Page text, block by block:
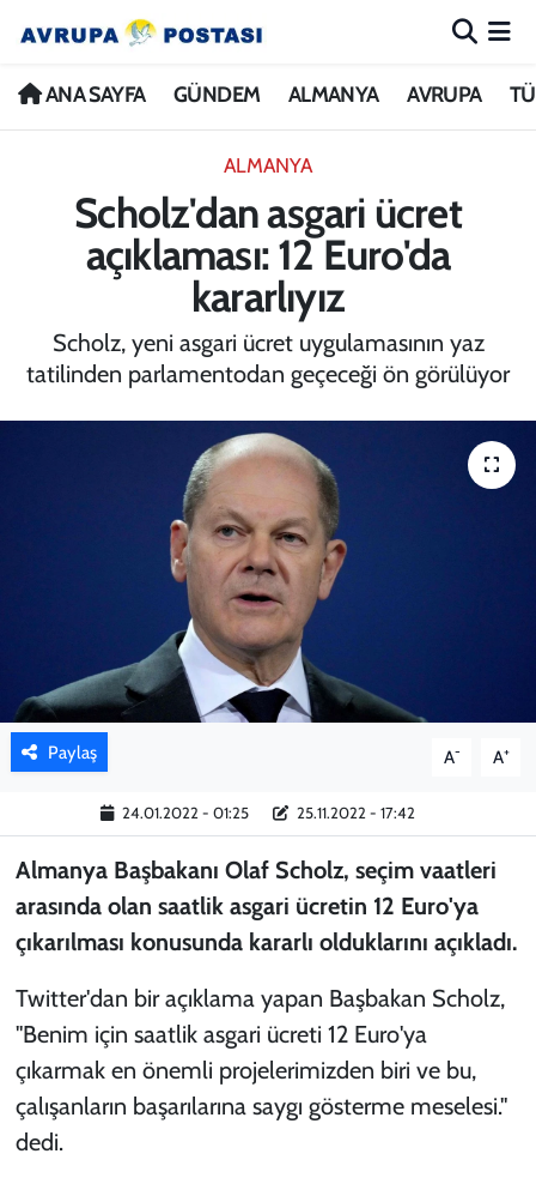
ANA SAYFA GÜNDEM ALMANYA AVRUPA
ALMANYA
Scholz'dan asgari ücret
açıklaması: 12 Euro'da
kararlıyız
Scholz, yeni asgari ücret uygulamasının yaz
tatilinden parlamentodan geçeceği ön görülüyor
Paylaş A- A+
24.01.2022 - 01:25 25.11.2022 - 17:42
Almanya Başbakanı Olaf Scholz, seçim vaatleri
arasında olan saatlik asgari ücretin 12 Euro'ya
çıkarılması konusunda kararlı olduklarını açıkladı.
Twitter'dan bir açıklama yapan Başbakan Scholz,
"Benim için saatlik asgari ücreti 12 Euro'ya
çıkarmak en önemli projelerimizden biri ve bu,
çalışanların başarılarına saygı gösterme meselesi."
dedi.
ANA SAYFA
ALMANYA
AVRUPA
TÜRKİYE
YAZARLAR
Nöbetçi Eczaneler
İstanbul Namaz Vakitleri
Trafik Durumu
Avrupa Ligi Puan Durumu ve Fikstür
Son Dakika Haberleri
Haber Arşivi